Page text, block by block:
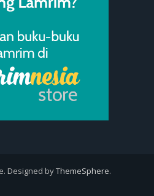
Designed byThemeSphere.